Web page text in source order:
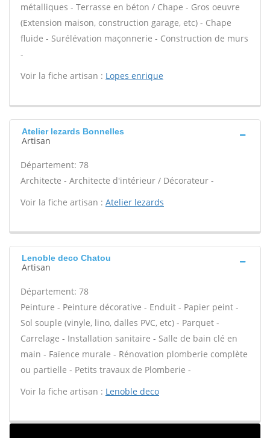
métalliques - Terrasse en béton / Chape - Gros oeuvre
(Extension maison, construction garage, etc) - Chape
fluide - Surélévation maçonnerie - Construction de murs
-
Voir la fiche artisan : Lopes enrique
Atelier lezards Bonnelles
Artisan
Département: 78
Architecte - Architecte d'intérieur / Décorateur -
Voir la fiche artisan : Atelier lezards
Lenoble deco Chatou
Artisan
Département: 78
Peinture - Peinture décorative - Enduit - Papier peint -
Sol souple (vinyle, lino, dalles PVC, etc) - Parquet -
Carrelage - Installation sanitaire - Salle de bain clé en
main - Faïence murale - Rénovation plomberie complète
ou partielle - Petits travaux de Plomberie -
Voir la fiche artisan : Lenoble deco